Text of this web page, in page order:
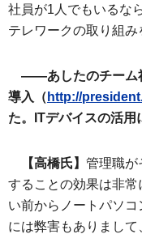
社員が1人でもいるな
テレワークの取り組み
――あしたのチーム
導入（ http://
た。ITデバイスの活用
【高橋氏】 管理職が
することの効果は非
い前からノートパソ
には弊害もありまし